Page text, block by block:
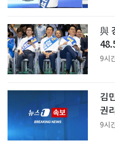
與
영
9시
김
권
9시